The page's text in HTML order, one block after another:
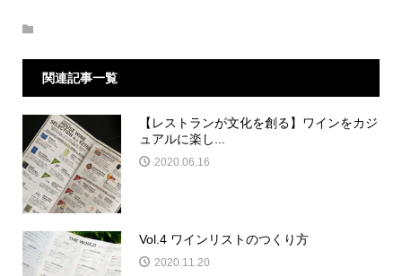
関連記事一覧
【レストランが文化を創る】ワインをカジ
ュアルに楽し...
2020.06.16
Vol.4 ワインリストのつくり方
2020.11.20